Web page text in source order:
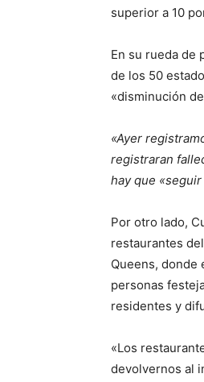
superior a 10
En su rueda de
de los 50
«disminución
«Ayer
registraran
hay que
Por otro lado,
restaurantes
Queens, donde
personas
residentes y
«Los
devolvernos al